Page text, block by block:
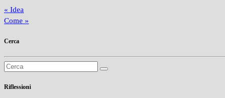
« Idea
Come »
Cerca
Ricerca:
Riflessioni